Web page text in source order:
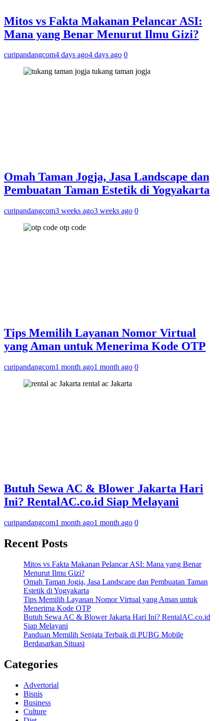
Mitos vs Fakta Makanan Pelancar ASI:
Mana yang Benar Menurut Ilmu Gizi?
curipandangcom4 days ago4 days ago 0
tukang taman jogja
Omah Taman Jogja, Jasa Landscape dan
Pembuatan Taman Estetik di Yogyakarta
curipandangcom3 weeks ago3 weeks ago 0
otp code
Tips Memilih Layanan Nomor Virtual
yang Aman untuk Menerima Kode OTP
curipandangcom1 month ago1 month ago 0
rental ac Jakarta
Butuh Sewa AC & Blower Jakarta Hari
Ini? RentalAC.co.id Siap Melayani
curipandangcom1 month ago1 month ago 0
Recent Posts
Mitos vs Fakta Makanan Pelancar ASI: Mana yang Benar
Menurut Ilmu Gizi?
Omah Taman Jogja, Jasa Landscape dan Pembuatan Taman
Estetik di Yogyakarta
Tips Memilih Layanan Nomor Virtual yang Aman untuk
Menerima Kode OTP
Butuh Sewa AC & Blower Jakarta Hari Ini? RentalAC.co.id
Siap Melayani
Panduan Memilih Senjata Terbaik di PUBG Mobile
Berdasarkan Situasi
Categories
Advertorial
Bisnis
Business
Culture